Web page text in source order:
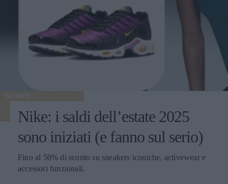
SCARPE
Nike: i saldi dell’estate 2025
sono iniziati (e fanno sul serio)
Fino al 50% di sconto su sneakers iconiche, activewear e
accessori funzionali.